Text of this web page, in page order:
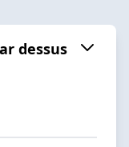
dessus